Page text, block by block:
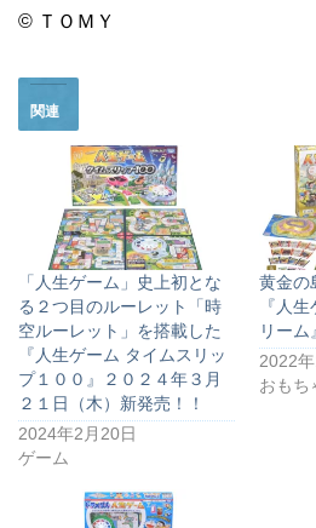
© ＴＯＭＹ
関連
「人生ゲーム」史上初とな
る２つ目のルーレット「時
空ルーレット」を搭載した
『人生ゲーム タイムスリッ
プ１００』２０２４年３月
２１日（木）新発売！！
2024年2月20日
ゲーム
黄金の
『人
リーム
2022
おもち